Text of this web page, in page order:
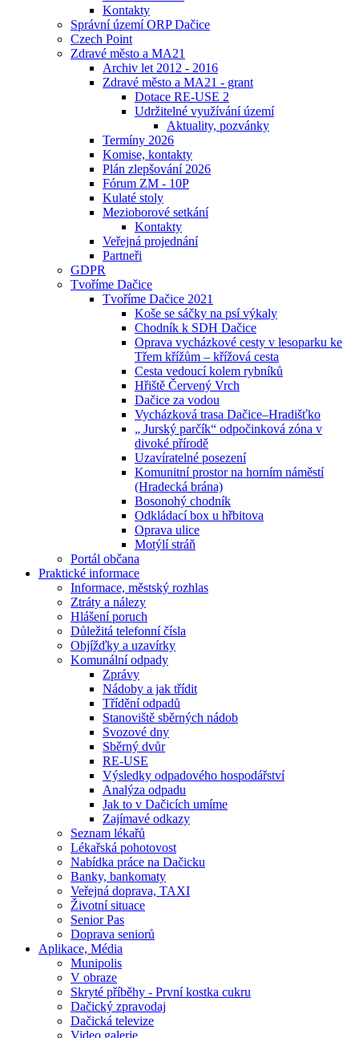
Kontakty
Správní území ORP Dačice
Czech Point
Zdravé město a MA21
Archiv let 2012 - 2016
Zdravé město a MA21 - grant
Dotace RE-USE 2
Udržitelné využívání území
Aktuality, pozvánky
Termíny 2026
Komise, kontakty
Plán zlepšování 2026
Fórum ZM - 10P
Kulaté stoly
Mezioborové setkání
Kontakty
Veřejná projednání
Partneři
GDPR
Tvoříme Dačice
Tvoříme Dačice 2021
Koše se sáčky na psí výkaly
Chodník k SDH Dačice
Oprava vycházkové cesty v lesoparku ke
Třem křížům – křížová cesta
Cesta vedoucí kolem rybníků
Hřiště Červený Vrch
Dačice za vodou
Vycházková trasa Dačice–Hradišťko
„ Jurský parčík“ odpočinková zóna v
divoké přírodě
Uzavíratelné posezení
Komunitní prostor na horním náměstí
(Hradecká brána)
Bosonohý chodník
Odkládací box u hřbitova
Oprava ulice
Motýlí stráň
Portál občana
Praktické informace
Informace, městský rozhlas
Ztráty a nálezy
Hlášení poruch
Důležitá telefonní čísla
Objížďky a uzavírky
Komunální odpady
Zprávy
Nádoby a jak třídit
Třídění odpadů
Stanoviště sběrných nádob
Svozové dny
Sběrný dvůr
RE-USE
Výsledky odpadového hospodářství
Analýza odpadu
Jak to v Dačicích umíme
Zajímavé odkazy
Seznam lékařů
Lékařská pohotovost
Nabídka práce na Dačicku
Banky, bankomaty
Veřejná doprava, TAXI
Životní situace
Senior Pas
Doprava seniorů
Aplikace, Média
Munipolis
V obraze
Skryté příběhy - První kostka cukru
Dačický zpravodaj
Dačická televize
Video galerie